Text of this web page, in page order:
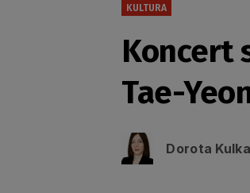
KULTURA
Koncert
Tae-
Dorota Kulka